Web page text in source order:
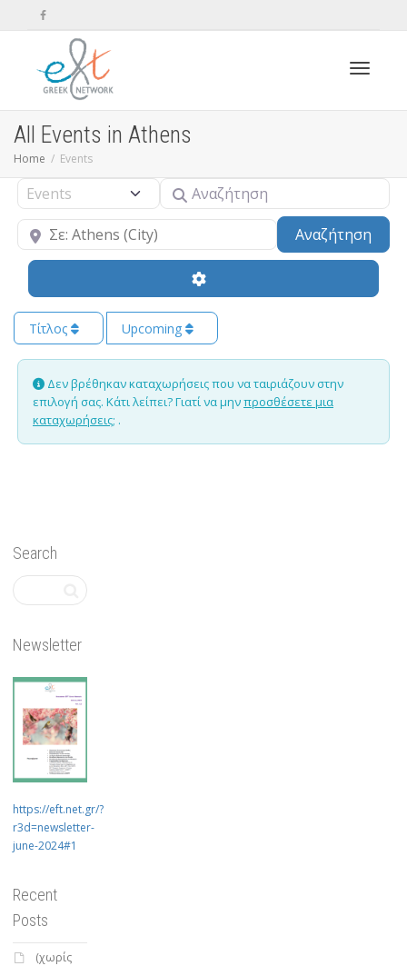
All Events in Athens
Home Events
Select search type Αναζήτηση
Κοντά Αναζήτηση
Τίτλος Upcoming
Δεν βρέθηκαν καταχωρήσεις που να ταιριάζουν στην
επιλογή σας. Κάτι λείπει? Γιατί να μηνπροσθέσετε μια
καταχωρήσεις; .
Search
Newsletter
https://eft.net.gr/?
r3d=newsletter-
june-2024#1
Recent
Posts
(χωρίς